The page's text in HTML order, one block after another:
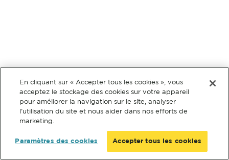
En cliquant sur « Accepter tous les cookies », vous
acceptez le stockage des cookies sur votre appareil
pour améliorer la navigation sur le site, analyser
l’utilisation du site et nous aider dans nos efforts de
marketing.
Paramètres des cookies Accepter tous les cookies